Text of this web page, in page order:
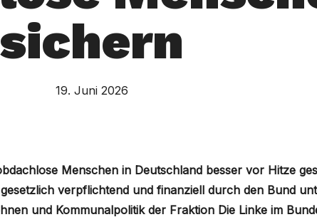
sichern
19. Juni 2026
Menschen in Deutschland besser vor Hitze
verpflichtend und finanziell durch den Bund
und Kommunalpolitik der Fraktion Die Linke im